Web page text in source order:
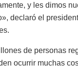
y les dimos
declaró el
de personas
ocurrir muchas